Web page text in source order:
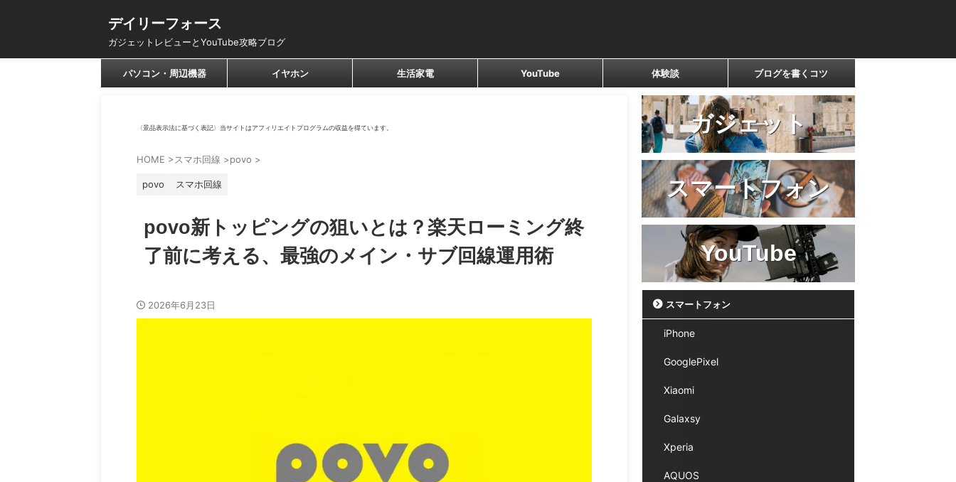
デイリーフォース
ガジェットレビューとYouTube攻略ブログ
パソコン・周辺機器 イヤホン 生活家電 YouTube 体験談 ブログを書くコツ
〈景品表示法に基づく表記〉当サイトはアフィリエイトプログラムの収益を得ています。
HOME >スマホ回線 >povo >
povo スマホ回線
povo新トッピングの狙いとは？楽天ローミング終
了前に考える、最強のメイン・サブ回線運用術
2026年6月23日
ガジェット
スマートフォン
YouTube
スマートフォン
iPhone
GooglePixel
Xiaomi
Galaxsy
Xperia
AQUOS